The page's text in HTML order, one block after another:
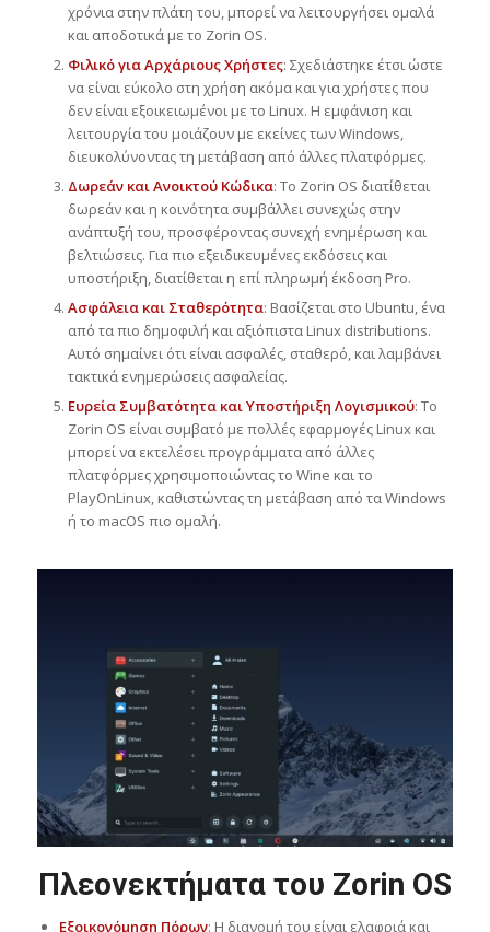
χρόνια στην πλάτη του, μπορεί να λειτουργήσει ομαλά
και αποδοτικά με το Zorin OS.
Φιλικό για Αρχάριους Χρήστες: Σχεδιάστηκε έτσι ώστε
να είναι εύκολο στη χρήση ακόμα και για χρήστες που
δεν είναι εξοικειωμένοι με το Linux. Η εμφάνιση και
λειτουργία του μοιάζουν με εκείνες των Windows,
διευκολύνοντας τη μετάβαση από άλλες πλατφόρμες.
Δωρεάν και Ανοικτού Κώδικα: Το Zorin OS διατίθεται
δωρεάν και η κοινότητα συμβάλλει συνεχώς στην
ανάπτυξή του, προσφέροντας συνεχή ενημέρωση και
βελτιώσεις. Για πιο εξειδικευμένες εκδόσεις και
υποστήριξη, διατίθεται η επί πληρωμή έκδοση Pro.
Ασφάλεια και Σταθερότητα: Βασίζεται στο Ubuntu, ένα
από τα πιο δημοφιλή και αξιόπιστα Linux distributions.
Αυτό σημαίνει ότι είναι ασφαλές, σταθερό, και λαμβάνει
τακτικά ενημερώσεις ασφαλείας.
Ευρεία Συμβατότητα και Υποστήριξη Λογισμικού: Το
Zorin OS είναι συμβατό με πολλές εφαρμογές Linux και
μπορεί να εκτελέσει προγράμματα από άλλες
πλατφόρμες χρησιμοποιώντας το Wine και το
PlayOnLinux, καθιστώντας τη μετάβαση από τα Windows
ή το macOS πιο ομαλή.
Πλεονεκτήματα του Zorin OS
Εξοικονόμηση Πόρων: Η διανομή του είναι ελαφριά και